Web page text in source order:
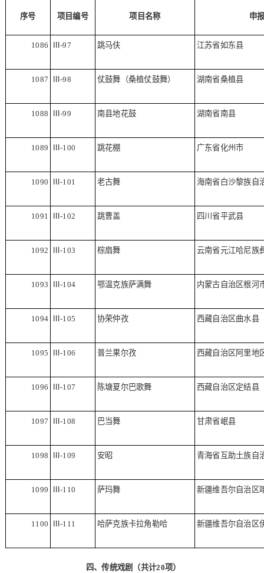
序号 项目编号 项目名称 申
1086 -97 跳马伕 江苏省如东县
1087 -98 仗鼓舞（桑植仗鼓舞） 湖南省桑植县
1088 -99 南县地花鼓 湖南省南县
1089 -100 跳花棚 广东省化州市
1090 -101 老古舞 海南省白沙黎族自
1091 -102 跳曹盖 四川省平武县
1092 -103 棕扇舞 云南省元江哈尼族
1093 -104 鄂温克族萨满舞 内蒙古自治区根河
1094 -105 协荣仲孜 西藏自治区曲水县
1095 -106 普兰果尔孜 西藏自治区阿里地
1096 -107 陈塘夏尔巴歌舞 西藏自治区定结县
1097 -108 巴当舞 甘肃省岷县
1098 -109 安昭 青海省互助土族自
1099 -110 萨玛舞 新疆维吾尔自治区
1100 -111 哈萨克族卡拉角勒哈 新疆维吾尔自治区
四、传统戏剧（共计20项）